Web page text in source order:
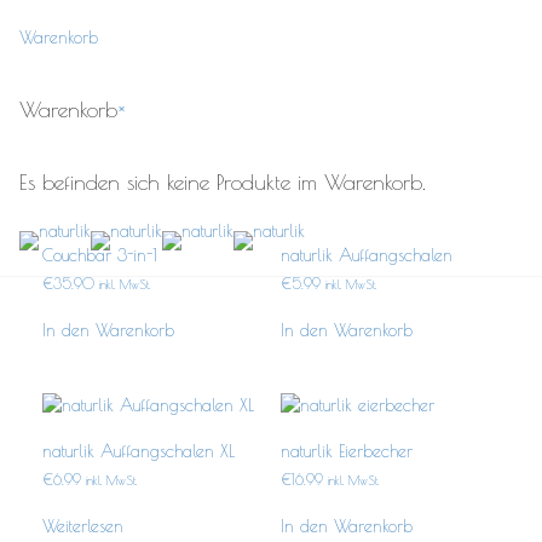
Warenkorb
Warenkorb×
Es befinden sich keine Produkte im Warenkorb.
UNKATEGORISIERT
Couchbar 3-in-1
€35.90 inkl. MwSt.
In den Warenkorb
naturlik Auffangschalen
€5.99 inkl. MwSt.
In den Warenkorb
naturlik Auffangschalen XL
€6.99 inkl. MwSt.
Weiterlesen
naturlik Eierbecher
€16.99 inkl. MwSt.
In den Warenkorb